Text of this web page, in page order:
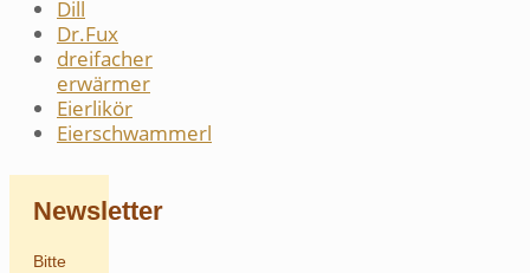
Dill
Dr.Fux
dreifacher
erwärmer
Eierlikör
Eierschwammerl
Newsletter
Bitte